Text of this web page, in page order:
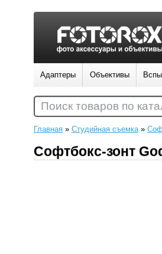
Главная » Студийная съемка»
Софтбокс-зонт
Адаптеры Объективы
Поиск товаров по